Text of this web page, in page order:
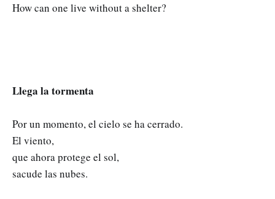
How can one live without a shelter?
Llega la tormenta
Por un momento, el cielo se ha cerrado.
El viento,
que ahora protege el sol,
sacude las nubes.